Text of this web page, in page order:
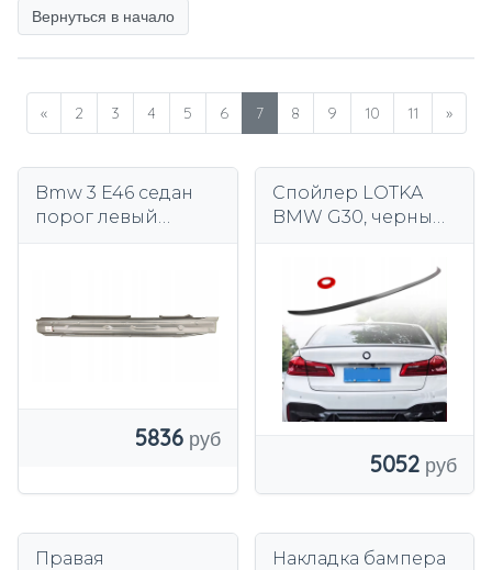
Вернуться в начало
« 2 3 4 5 6 7 8 9 10 11 »
Bmw 3 E46 седан
порог левый
5836
Спойлер LOTKA
BMW G30, черный
5052
Правая
Накладка бампера